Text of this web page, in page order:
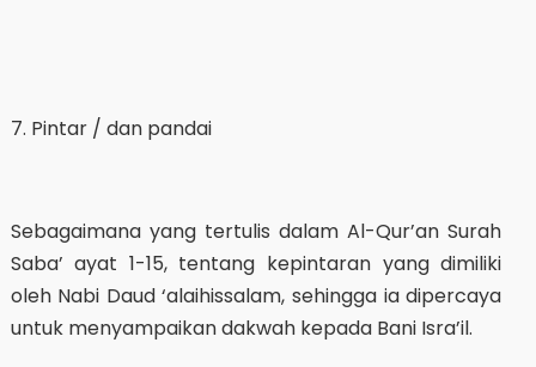
7. Pintar / dan pandai
Sebagaimana yang tertulis dalam Al-Qur’an Surah
Saba’ ayat 1-15, tentang kepintaran yang dimiliki
oleh Nabi Daud ‘alaihissalam, sehingga ia dipercaya
untuk menyampaikan dakwah kepada Bani Isra’il.